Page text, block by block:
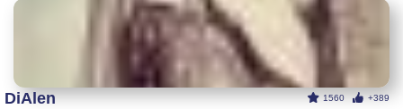
1560 +389
DiAlen